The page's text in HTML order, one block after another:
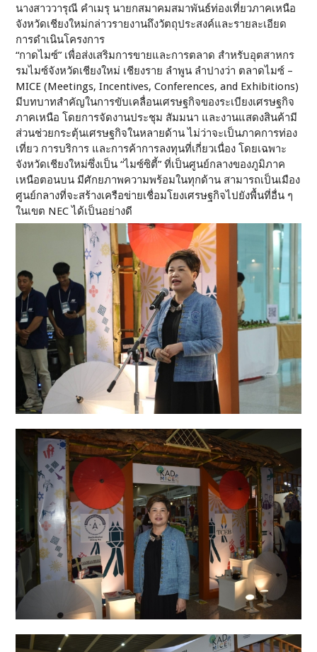
นางสาววารุณี คำเมรุ นายกสมาคมสมาพันธ์ท่องเที่ยวภาคเหนือ
จังหวัดเชียงใหม่กล่าวรายงานถึงวัตถุประสงค์และรายละเอียด
การดำเนินโครงการ
“กาดไมซ์” เพื่อส่งเสริมการขายและการตลาด สำหรับอุตสาหกร
รมไมซ์จังหวัดเชียงใหม่ เชียงราย ลำพูน ลำปางว่า ตลาดไมซ์ –
MICE (Meetings, Incentives, Conferences, and Exhibitions)
มีบทบาทสำคัญในการขับเคลื่อนเศรษฐกิจของระเบียงเศรษฐกิจ
ภาคเหนือ โดยการจัดงานประชุม สัมมนา และงานแสดงสินค้ามี
ส่วนช่วยกระตุ้นเศรษฐกิจในหลายด้าน ไม่ว่าจะเป็นภาคการท่อง
เที่ยว การบริการ และการค้าการลงทุนที่เกี่ยวเนื่อง โดยเฉพาะ
จังหวัดเชียงใหม่ซึ่งเป็น “ไมซ์ซิตี้” ที่เป็นศูนย์กลางของภูมิภาค
เหนือตอนบน มีศักยภาพความพร้อมในทุกด้าน สามารถเป็นเมือง
ศูนย์กลางที่จะสร้างเครือข่ายเชื่อมโยงเศรษฐกิจไปยังพื้นที่อื่น ๆ
ในเขต NEC ได้เป็นอย่างดี